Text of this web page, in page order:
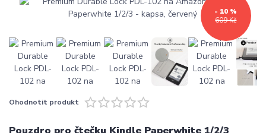
609 Kč
- 10 %
Ohodnotit produkt
Pouzdro pro čtečku Kindle Paperwhite 1/2/3